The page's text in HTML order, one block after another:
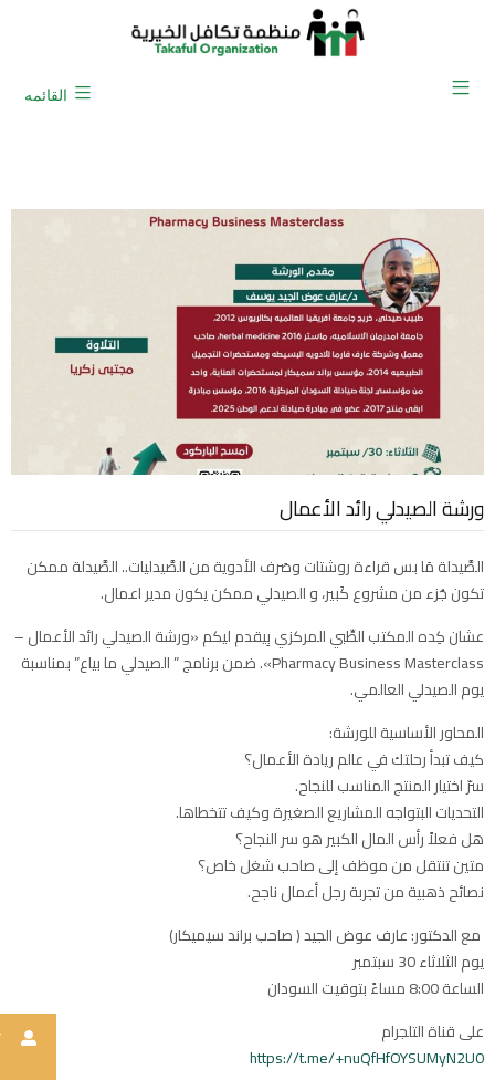
القائمه
ورشة الصيدلي رائد الأعمال
الصَّيدلة مَا بس قراءة روشتات وصَرف الأدوية من الصَّيدليات.. الصَّيدلة ممكن
تكون جُزء من مشروع كَبير، و الصيدلي ممكن يكون مدير اعمال.
عشان كِده المكتب الطِّبي المركزي بِيقدم ليكم «ورشة الصيدلي رائد الأعمال –
Pharmacy Business Masterclass». ضمن برنامج ” الصيدلي ما بياع” بمناسبة
يوم الصيدلي العالمي.
المحاور الأساسية للورشة:
كيف تبدأ رحلتك في عالم ريادة الأعمال؟
سرّ اختيار المنتج المناسب للنجاح.
التحديات البتواجه المشاريع الصغيرة وكيف تتخطاها.
هل فعلاً رأس المال الكبير هو سر النجاح؟
متين تنتقل من موظف إلى صاحب شغل خاص؟
نصائح ذهبية من تجربة رجل أعمال ناجح.
︎ مع الدكتور: عارف عوض الجيد ( صاحب براند سيميكار)
يوم الثلاثاء 30 سبتمبر
الساعة 8:00 مساءً بتوقيت السودان
على قناة التلجرام
https://t.me/+nuQfHfOYSUMyN2U0